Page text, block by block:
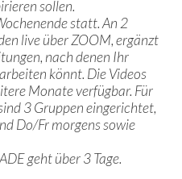
sollen.
statt. An 2
live über ZOOM, ergänzt
nach denen Ihr
könnt. Die Videos
Monate verfügbar. Für
3 Gruppen eingerichtet,
Do/Fr morgens sowie
geht über 3 Tage.